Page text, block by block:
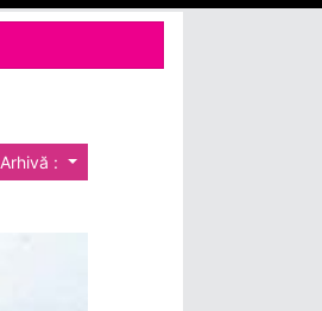
Arhivă :